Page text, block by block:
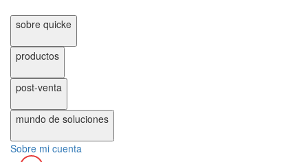
sobre quicke
productos
post-venta
mundo de soluciones
Sobre mi cuenta